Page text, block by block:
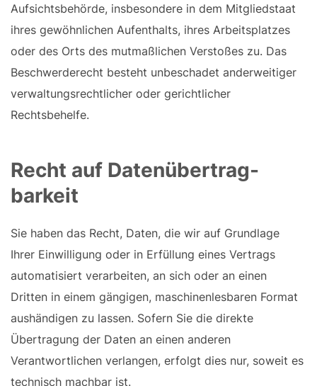
Aufsichtsbehörde, insbesondere in dem Mitgliedstaat
ihres gewöhnlichen Aufenthalts, ihres Arbeitsplatzes
oder des Orts des mutmaßlichen Verstoßes zu. Das
Beschwerderecht besteht unbeschadet anderweitiger
verwaltungsrechtlicher oder gerichtlicher
Rechtsbehelfe.
Recht auf Daten­übertrag­
barkeit
Sie haben das Recht, Daten, die wir auf Grundlage
Ihrer Einwilligung oder in Erfüllung eines Vertrags
automatisiert verarbeiten, an sich oder an einen
Dritten in einem gängigen, maschinenlesbaren Format
aushändigen zu lassen. Sofern Sie die direkte
Übertragung der Daten an einen anderen
Verantwortlichen verlangen, erfolgt dies nur, soweit es
technisch machbar ist.